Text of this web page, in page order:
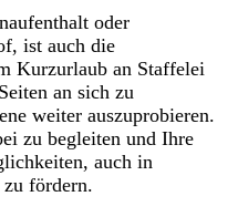
oder
ist auch die
Kurzurlaub an Staffelei
an sich zu
weiter auszuprobieren.
zu begleiten und Ihre
auch in
fördern.